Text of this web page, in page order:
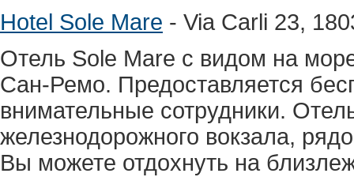
Hotel Sole Mare - Via Carli 23,
Отель Sole Mare с видом на
Сан-Ремо. Предоставляется
внимательные сотрудники.
железнодорожного вокзала,
Вы можете отдохнуть на